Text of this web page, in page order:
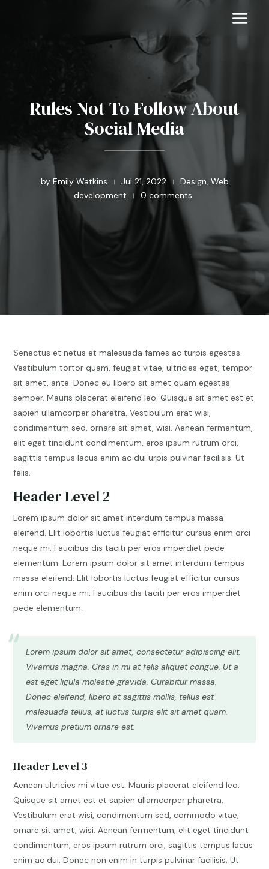
Rules Not To Follow About
Social Media
by Emily Watkins | Jul 21, 2022 | Design, Web
development
| 0 comments
Senectus et netus et malesuada fames ac turpis egestas.
Vestibulum tortor quam, feugiat vitae, ultricies eget, tempor
sit amet, ante. Donec eu libero sit amet quam egestas
semper. Mauris placerat eleifend leo. Quisque sit amet est et
sapien ullamcorper pharetra. Vestibulum erat wisi,
condimentum sed, ornare sit amet, wisi. Aenean fermentum,
elit eget tincidunt condimentum, eros ipsum rutrum orci,
sagittis tempus lacus enim ac dui urpis pulvinar facilisis. Ut
felis.
Header Level 2
Lorem ipsum dolor sit amet interdum tempus massa
eleifend. Elit lobortis luctus feugiat efficitur cursus enim orci
neque mi. Faucibus dis taciti per eros imperdiet pede
elementum. Lorem ipsum dolor sit amet interdum tempus
massa eleifend. Elit lobortis luctus feugiat efficitur cursus
enim orci neque mi. Faucibus dis taciti per eros imperdiet
pede elementum.
Lorem ipsum dolor sit amet, consectetur adipiscing elit.
Vivamus magna. Cras in mi at felis aliquet congue. Ut a
est eget ligula molestie gravida. Curabitur massa.
Donec eleifend, libero at sagittis mollis, tellus est
malesuada tellus, at luctus turpis elit sit amet quam.
Vivamus pretium ornare est.
Header Level 3
Aenean ultricies mi vitae est. Mauris placerat eleifend leo.
Quisque sit amet est et sapien ullamcorper pharetra.
Vestibulum erat wisi, condimentum sed, commodo vitae,
ornare sit amet, wisi. Aenean fermentum, elit eget tincidunt
condimentum, eros ipsum rutrum orci, sagittis tempus lacus
enim ac dui. Donec non enim in turpis pulvinar facilisis. Ut